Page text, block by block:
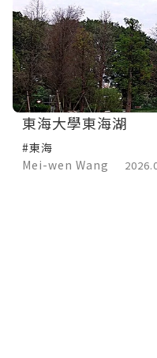
東海大學東海湖
#東海
Mei-wen Wang